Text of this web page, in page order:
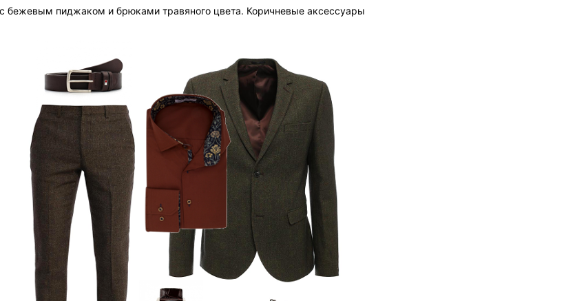
бежевым пиджаком и брюками травяного цвета. Коричневые аксессуары